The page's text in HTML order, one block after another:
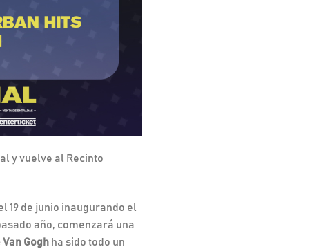
y vuelve al Recinto
19 de junio inaugurando el
año, comenzará una
Van Gogh ha sido todo un